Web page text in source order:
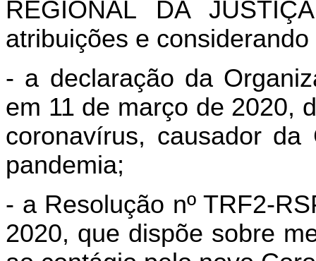
REGIONAL DA
atribuições e considerando
- a declaração da
em 11 de março de 2020,
coronavírus, causador
pandemia;
- a Resolução nº TRF2-
2020, que dispõe sobre